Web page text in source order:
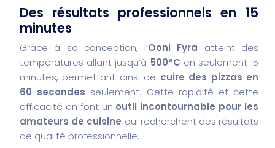
Des résultats professionnels en 15
minutes
Grâce à sa conception, l’Ooni Fyra atteint des
températures allant jusqu’à 500°C en seulement 15
minutes, permettant ainsi de cuire des pizzas en
60 secondes seulement. Cette rapidité et cette
efficacité en font un outil incontournable pour les
amateurs de cuisine qui recherchent des résultats
de qualité professionnelle.